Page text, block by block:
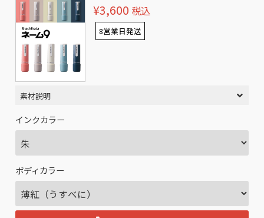
¥3,600 税込
8営業日発送
素材説明
インクカラー
ボディカラー